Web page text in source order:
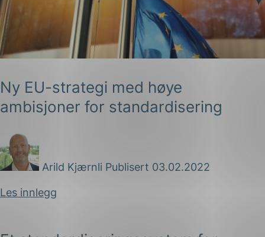
Ny EU-strategi med høye
ambisjoner for standardisering
Arild Kjærnli Publisert 03.02.2022
Les innlegg